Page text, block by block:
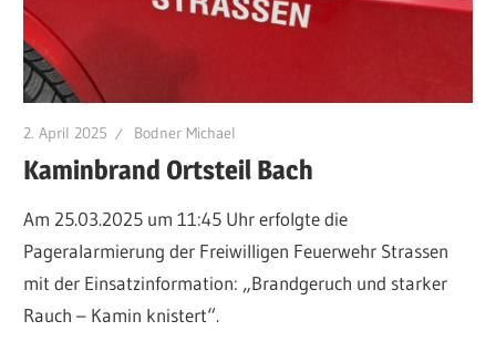
2. April 2025 Bodner Michael
Kaminbrand Ortsteil Bach
Am 25.03.2025 um 11:45 Uhr erfolgte die
Pageralarmierung der Freiwilligen Feuerwehr Strassen
mit der Einsatzinformation: „Brandgeruch und starker
Rauch – Kamin knistert“.